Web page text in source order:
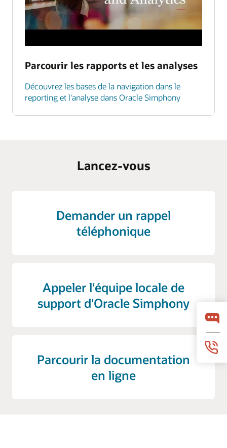
Parcourir les rapports et les analyses
Découvrez les bases de la navigation dans le
reporting et l'analyse dans Oracle Simphony
Lancez-vous
Demander un rappel
téléphonique
Appeler l'équipe locale de
support d'Oracle Simphony
Parcourir la documentation
en ligne